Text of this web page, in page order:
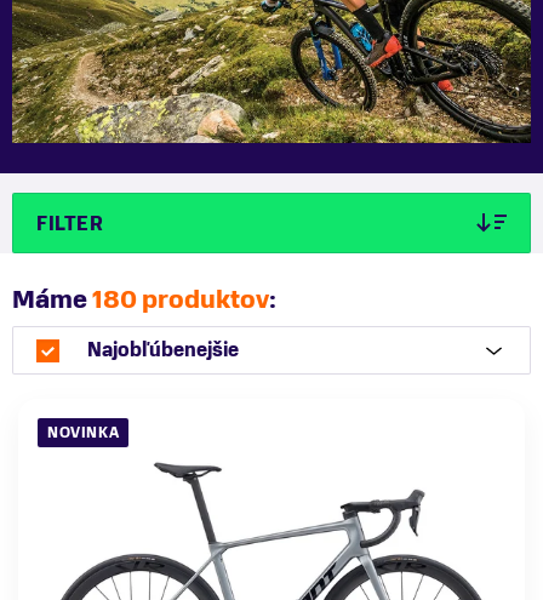
FILTER
Máme180 produktov:
Najobľúbenejšie
NOVINKA